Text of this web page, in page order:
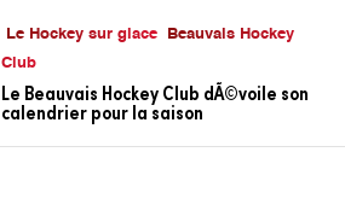
Le Hockey sur glace
Beauvais Hockey
Club
Le Beauvais Hockey Club dÃ©voile son
calendrier pour la saison